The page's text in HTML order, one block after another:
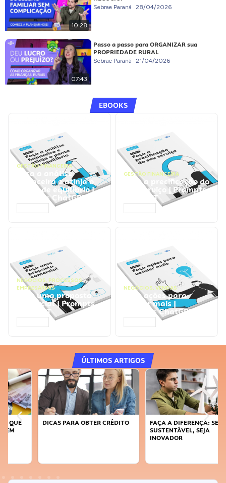
10:28
Sebrae Paraná 28/04/2026
07:43
Passo a passo para ORGANIZAR sua
PROPRIEDADE RURAL
Sebrae Paraná 21/04/2026
EBOOKS
GESTÃO FINANCEIRA
Faça a análise
financeira e atinja o
ponto de equilíbrio |
Prompts ChatGPT
GESTÃO FINANCEIRA
Faça a precificação do
seu serviço | Prompts
ChatGPT
NEGÓCIOS, PROCESSOS
EMPRESARIAIS
Faça uma proposta
comercial | Prompts
ChatGPT
NEGÓCIOS, VENDAS
Faça ações para
vender mais |
Prompts ChatGPT
ÚLTIMOS ARTIGOS
DICAS PARA OBTER CRÉDITO
FAÇA A DIFERENÇA: SEJA
SUSTENTÁVEL, SEJA
INOVADOR